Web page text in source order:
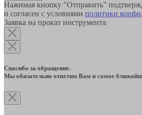
Нажимая кнопку "Отправить"
и согласен с условиями политики
Заявка на прокат инструмента
Спасибо за обращение.
Мы обязательно ответим Вам в самое